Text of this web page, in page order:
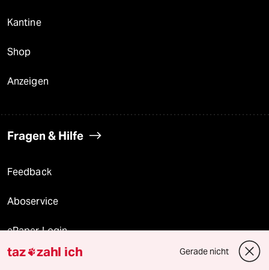
Kantine
Shop
Anzeigen
Fragen & Hilfe
Feedback
Aboservice
ePaper Login
Downloads für Abonnierende
taz zahl ich Gerade nicht